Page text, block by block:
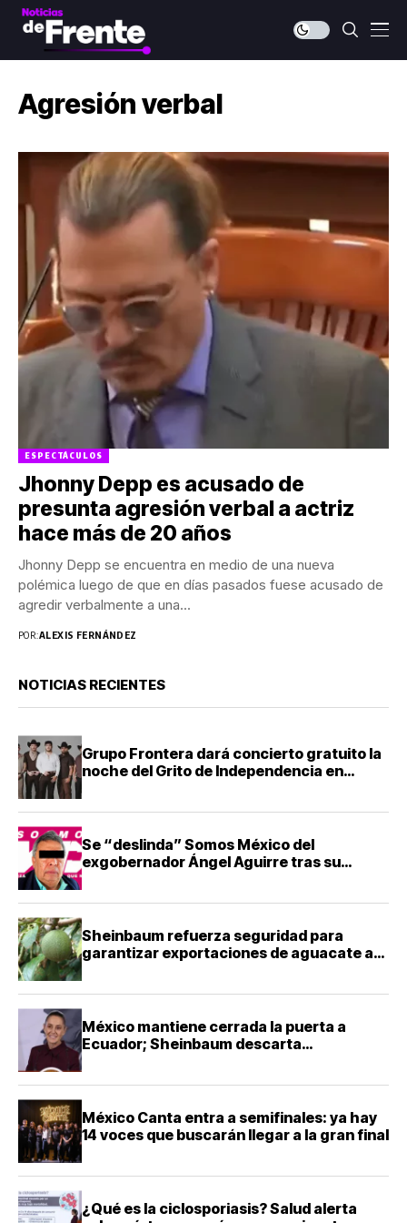
Agresión verbal
ESPECTÁCULOS
Jhonny Depp es acusado de
presunta agresión verbal a actriz
hace más de 20 años
Jhonny Depp se encuentra en medio de una nueva
polémica luego de que en días pasados fuese acusado de
agredir verbalmente a una...
POR:ALEXIS FERNÁNDEZ
NOTICIAS RECIENTES
Grupo Frontera dará concierto gratuito la
noche del Grito de Independencia en
Se “deslinda” Somos México del
exgobernador Ángel Aguirre tras su
Sheinbaum refuerza seguridad para
garantizar exportaciones de aguacate a
México mantiene cerrada la puerta a
Ecuador; Sheinbaum descarta
México Canta entra a semifinales: ya hay
14 voces que buscarán llegar a la gran final
¿Qué es la ciclosporiasis? Salud alerta